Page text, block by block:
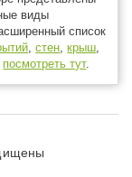
виды
список
,стен,крыш,
посмотреть тут.